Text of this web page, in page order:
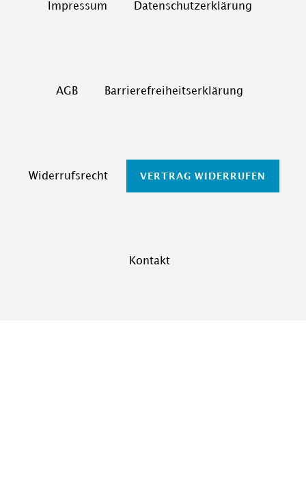
Impressum Daten­schutz­erklärung
AGB Barrierefreiheitserklärung
Widerrufs­recht VERTRAG WIDERRUFEN
Kontakt